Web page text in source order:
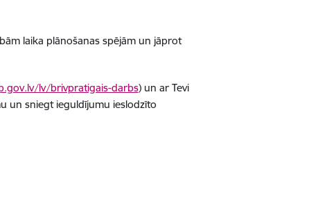
laika plānošanas spējām un jāprot
lv/brivpratigais-darbs) un ar Tevi
un sniegt ieguldījumu ieslodzīto